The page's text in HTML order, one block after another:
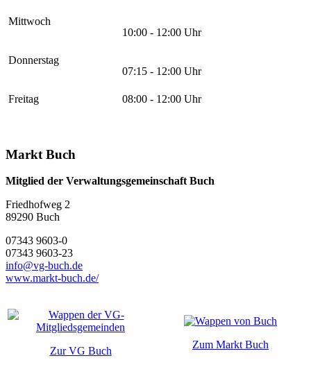
Mittwoch
10:00 - 12:00 Uhr
Donnerstag
07:15 - 12:00 Uhr
Freitag 08:00 - 12:00 Uhr
Markt Buch
Mitglied der Verwaltungsgemeinschaft Buch
Friedhofweg 2
89290 Buch
07343 9603-0
07343 9603-23
info@vg-buch.de
www.markt-buch.de/
Zur VG Buch
Zum Markt Buch